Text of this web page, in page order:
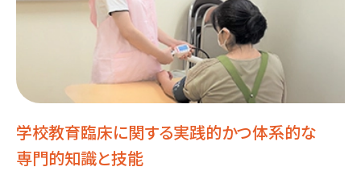
学校教育臨床に関する実践的かつ体系的な
専門的知識と技能